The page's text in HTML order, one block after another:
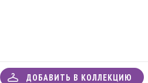
ДОБАВИТЬ В КОЛЛЕКЦИЮ